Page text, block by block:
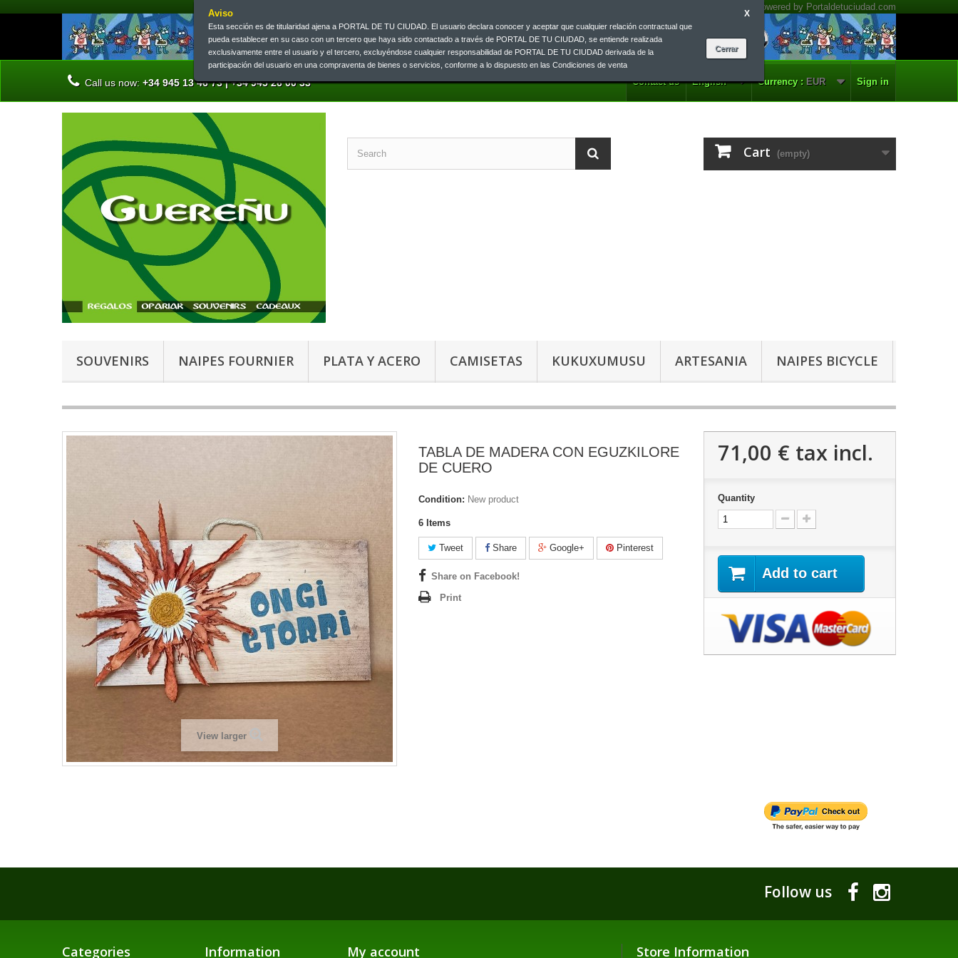
Aviso
Esta sección es de titularidad ajena a PORTAL DE TU CIUDAD. El usuario declara conocer y aceptar que cualquier relación contractual que
pueda establecer en su caso con un tercero que haya sido contactado a través de PORTAL DE TU CIUDAD, se entiende realizada
exclusivamente entre el usuario y el tercero, excluyéndose cualquier responsabilidad de PORTAL DE TU CIUDAD derivada de la
participación del usuario en una compraventa de bienes o servicios, conforme a lo dispuesto en las Condiciones de venta
X
Sign in
Currency : EUR
English
Contact us
Call us now: +34 945 13 46 73 | +34 945 26 00 33
Cart (empty)
SOUVENIRS NAIPES FOURNIER PLATA Y ACERO CAMISETAS KUKUXUMUSU ARTESANIA NAIPES BICYCLE
View larger
TABLA DE MADERA CON EGUZKILORE
DE CUERO
Condition: New product
6 Items
Tweet Share Google+ Pinterest
Share on Facebook!
Print
71,00 € tax incl.
Quantity
Add to cart
Follow us
Categories Information My account Store Information